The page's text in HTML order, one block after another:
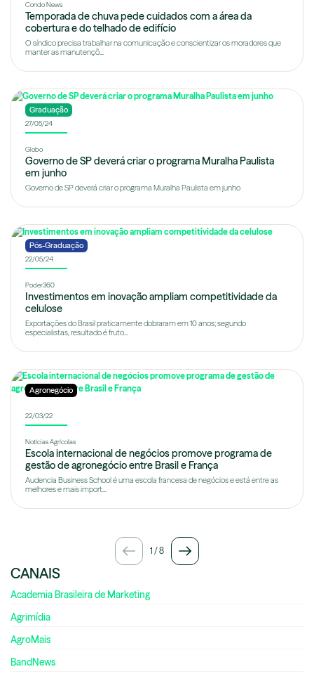
Condo News
Temporada de chuva pede cuidados com a área da
cobertura e do telhado de edifício
O síndico precisa trabalhar na comunicação e conscientizar os moradores que
manter as manutençõ...
Graduação
27/05/24
Globo
Governo de SP deverá criar o programa Muralha Paulista
em junho
Governo de SP deverá criar o programa Muralha Paulista em junho
Pós-Graduação
22/05/24
Poder360
Investimentos em inovação ampliam competitividade da
celulose
Exportações do Brasil praticamente dobraram em 10 anos; segundo
especialistas, resultado é fruto...
Agronegócio
22/03/22
Notícias Agrícolas
Escola internacional de negócios promove programa de
gestão de agronegócio entre Brasil e França
Audencia Business School é uma escola francesa de negócios e está entre as
melhores e mais import...
1 /8
CANAIS
Academia Brasileira de Marketing
Agrimídia
AgroMais
BandNews